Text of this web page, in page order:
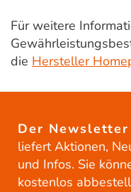
Für weitere
die Hersteller
Der Newsletter
liefert Aktionen,
und Infos. Sie
kostenlos